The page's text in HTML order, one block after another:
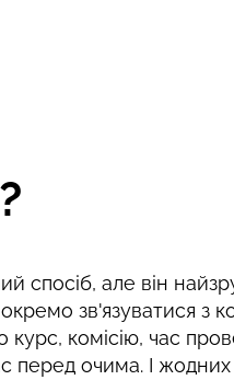
спосіб, але він
зв'язуватися з
курс, комісію, час
перед очима. І